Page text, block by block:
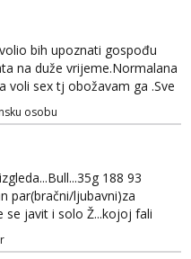
bih upoznati gospođu
na duže vrijeme.Normalana
voli sex tj obožavam ga .Sve
u hodu naravno
je moj
osobe bez nekih
i traženja novca sa bilo koje
i svatko svojim putem
osobu
188 93
par(bračni/ljubavni)za
se javit i solo Ž...kojoj fali
otoka Murtera i